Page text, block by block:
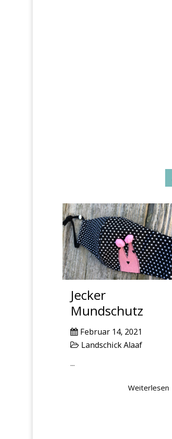
Jecker
Mundschutz
Februar 14, 2021
Landschick Alaaf
...
Weiterlesen